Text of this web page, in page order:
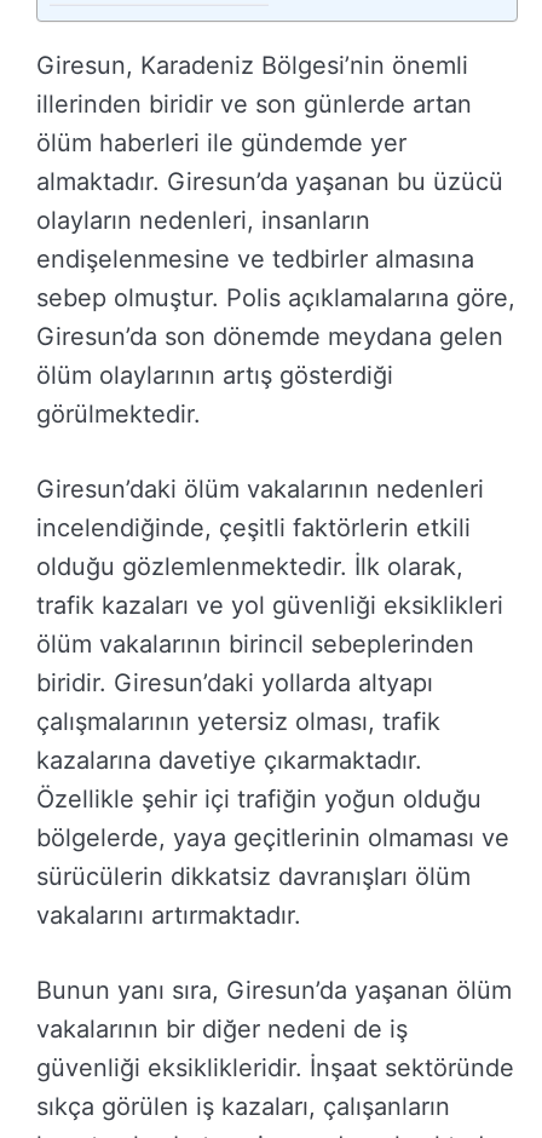
Giresun, Karadeniz Bölgesi’nin önemli
illerinden biridir ve son günlerde artan
ölüm haberleri ile gündemde yer
almaktadır. Giresun’da yaşanan bu üzücü
olayların nedenleri, insanların
endişelenmesine ve tedbirler almasına
sebep olmuştur. Polis açıklamalarına göre,
Giresun’da son dönemde meydana gelen
ölüm olaylarının artış gösterdiği
görülmektedir.
Giresun’daki ölüm vakalarının nedenleri
incelendiğinde, çeşitli faktörlerin etkili
olduğu gözlemlenmektedir. İlk olarak,
trafik kazaları ve yol güvenliği eksiklikleri
ölüm vakalarının birincil sebeplerinden
biridir. Giresun’daki yollarda altyapı
çalışmalarının yetersiz olması, trafik
kazalarına davetiye çıkarmaktadır.
Özellikle şehir içi trafiğin yoğun olduğu
bölgelerde, yaya geçitlerinin olmaması ve
sürücülerin dikkatsiz davranışları ölüm
vakalarını artırmaktadır.
Bunun yanı sıra, Giresun’da yaşanan ölüm
vakalarının bir diğer nedeni de iş
güvenliği eksiklikleridir. İnşaat sektöründe
sıkça görülen iş kazaları, çalışanların